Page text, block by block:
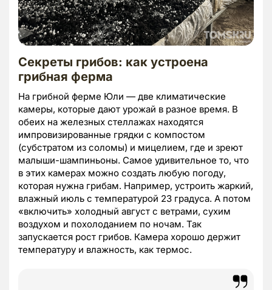
Секреты грибов: как устроена
грибная ферма
На грибной ферме Юли — две климатические
камеры, которые дают урожай в разное время. В
обеих на железных стеллажах находятся
импровизированные грядки с компостом
(субстратом из соломы) и мицелием, где и зреют
малыши-шампиньоны. Самое удивительное то, что
в этих камерах можно создать любую погоду,
которая нужна грибам. Например, устроить жаркий,
влажный июль с температурой 23 градуса. А потом
«включить» холодный август с ветрами, сухим
воздухом и похолоданием по ночам. Так
запускается рост грибов. Камера хорошо держит
температуру и влажность, как термос.